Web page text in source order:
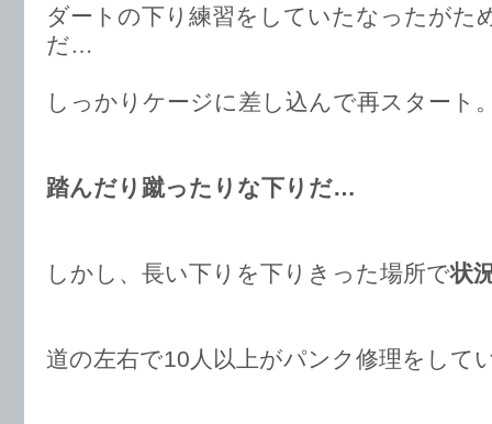
ダートの下り練習をしていたなったがた
だ…
しっかりケージに差し込んで再スタート
踏んだり蹴ったりな下りだ…
しかし、長い下りを下りきった場所で状
道の左右で10人以上がパンク修理をして